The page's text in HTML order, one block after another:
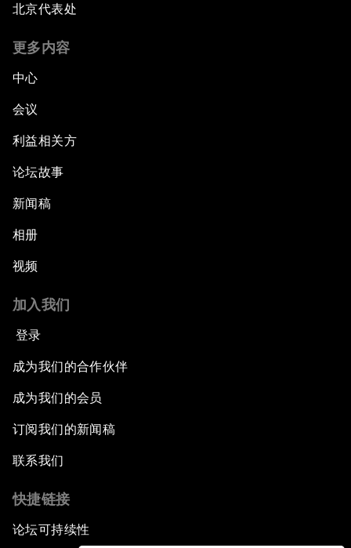
北京代表处
更多内容
中心
会议
利益相关方
论坛故事
新闻稿
相册
视频
加入我们
登录
成为我们的合作伙伴
成为我们的会员
订阅我们的新闻稿
联系我们
快捷链接
论坛可持续性